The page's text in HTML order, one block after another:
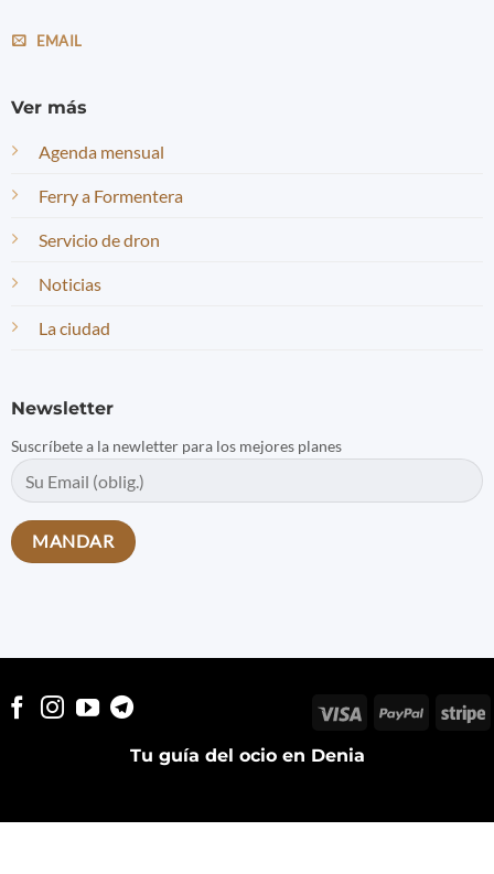
EMAIL
Ver más
Agenda mensual
Ferry a Formentera
Servicio de dron
Noticias
La ciudad
Newsletter
Suscríbete a la newletter para los mejores planes
Tu guía del ocio en Denia
Visa PayPal